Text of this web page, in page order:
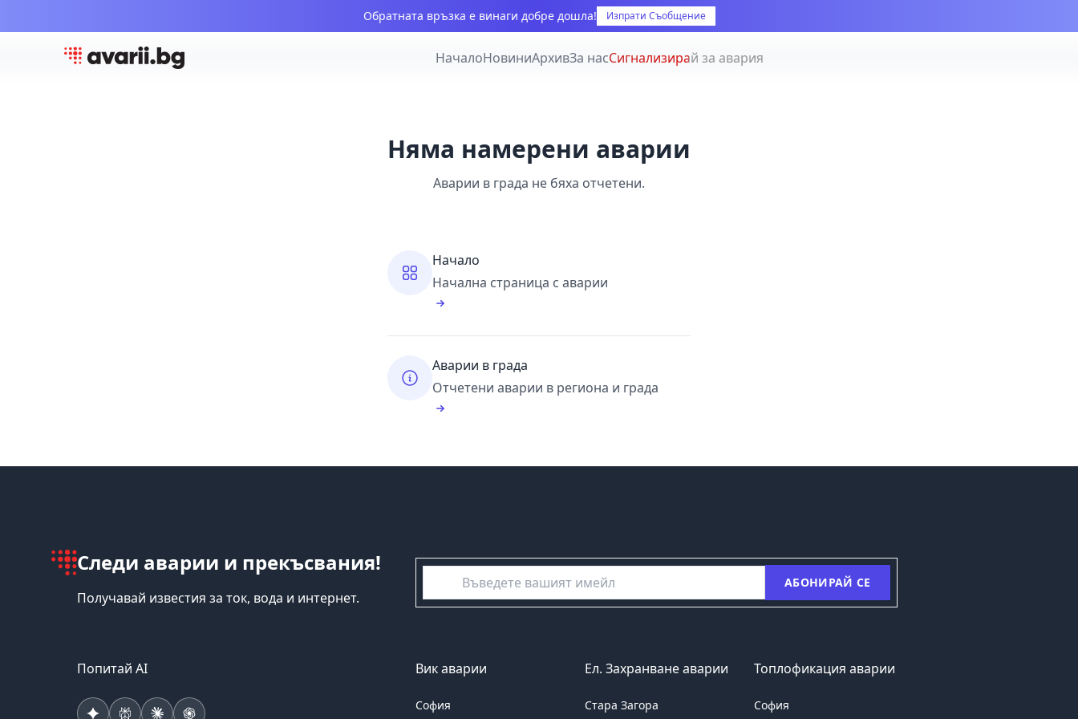
Обратната връзка е винаги добре дошла! Изпрати Съобщение
НачалоНовиниАрхивЗа насСигнализирай за авария
Няма намерени аварии
Аварии в града не бяха отчетени.
Начало
Начална страница с аварии
Аварии в града
Отчетени аварии в региона и града
Следи аварии и прекъсвания!
Получавай известия за ток, вода и интернет.
емайл
АБОНИРАЙ СЕ
Попитай AI Вик аварии
София
Ел. Захранване аварии
Стара Загора
Топлофикация аварии
София